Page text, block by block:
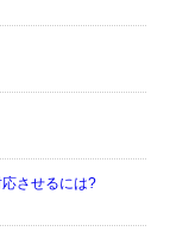
させるには?